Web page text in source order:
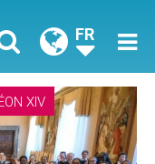
FR
XIV